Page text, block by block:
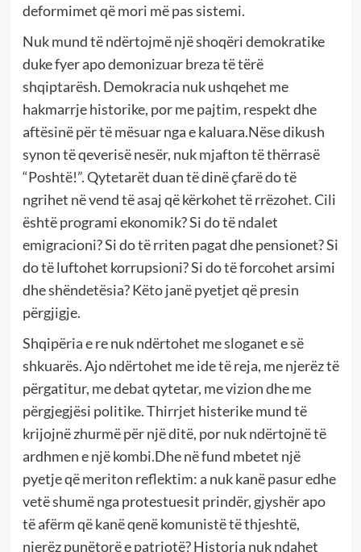
deformimet që mori më pas sistemi.
Nuk mund të ndërtojmë një shoqëri demokratike
duke fyer apo demonizuar breza të tërë
shqiptarësh. Demokracia nuk ushqehet me
hakmarrje historike, por me pajtim, respekt dhe
aftësinë për të mësuar nga e kaluara.Nëse dikush
synon të qeverisë nesër, nuk mjafton të thërrasë
“Poshtë!”. Qytetarët duan të dinë çfarë do të
ngrihet në vend të asaj që kërkohet të rrëzohet. Cili
është programi ekonomik? Si do të ndalet
emigracioni? Si do të rriten pagat dhe pensionet? Si
do të luftohet korrupsioni? Si do të forcohet arsimi
dhe shëndetësia? Këto janë pyetjet që presin
përgjigje.
Shqipëria e re nuk ndërtohet me sloganet e së
shkuarës. Ajo ndërtohet me ide të reja, me njerëz të
përgatitur, me debat qytetar, me vizion dhe me
përgjegjësi politike. Thirrjet histerike mund të
krijojnë zhurmë për një ditë, por nuk ndërtojnë të
ardhmen e një kombi.Dhe në fund mbetet një
pyetje që meriton reflektim: a nuk kanë pasur edhe
vetë shumë nga protestuesit prindër, gjyshër apo
të afërm që kanë qenë komunistë të thjeshtë,
njerëz punëtorë e patriotë? Historia nuk ndahet